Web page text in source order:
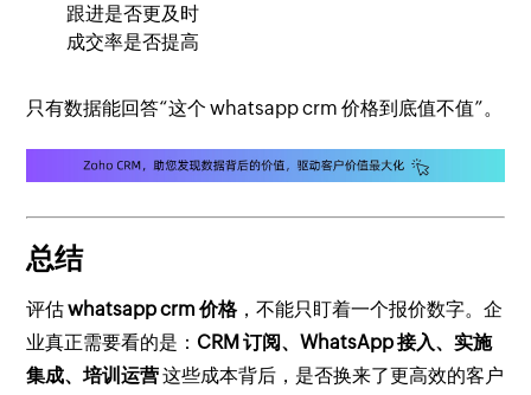
跟进是否更及时
成交率是否提高
只有数据能回答“这个 whatsapp crm 价格到底值不值”。
总结
评估whatsapp crm 价格，不能只盯着一个报价数字。企
业真正需要看的是： CRM 订阅、WhatsApp 接入、实施
集成、培训运营这些成本背后，是否换来了更高效的客户